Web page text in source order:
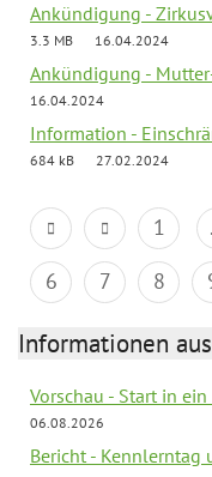
Ankündigung -
3.3 MB
16.04.2024
Ankündigung -
16.04.2024
Information -
684 kB
27.02.2024
1
6
7 8
Informationen
Vorschau - Start in
06.08.2026
Bericht - Kennlerntag